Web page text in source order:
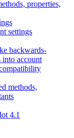
properties,
settings
backwards-
into account
methods,
4.1